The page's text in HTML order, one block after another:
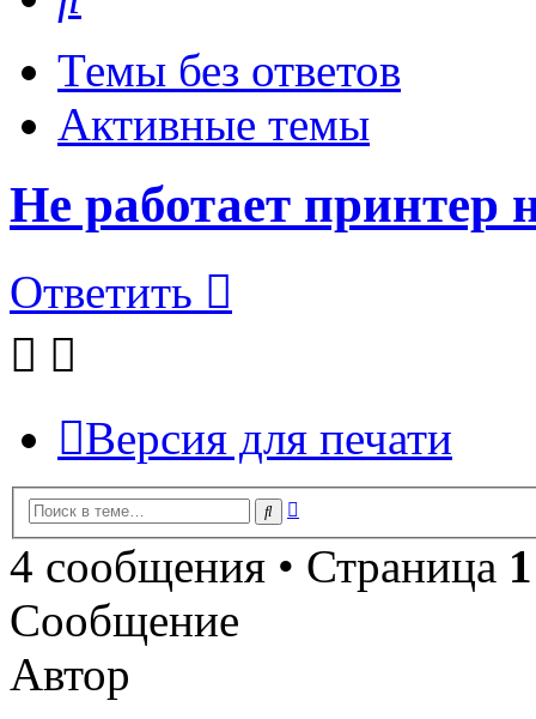
Темы без ответов
Активные темы
Не работает принтер
Ответить
Версия для печати
Поиск
4 сообщения • Страница 1
Сообщение
Автор